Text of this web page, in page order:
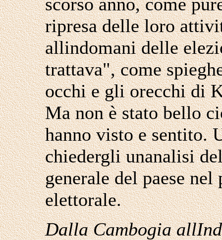
ripresa delle loro
allindomani delle
trattava", come
occhi e gli orecchi di
Ma non è stato bello
hanno visto e sentito.
chiedergli unanalisi
generale del paese
elettorale.
Dalla Cambogia